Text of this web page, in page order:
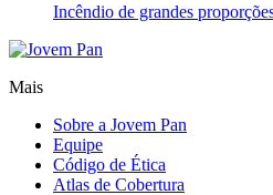
Incêndio de grandes
Mais
Sobre a Jovem Pan
Equipe
Código de Ética
Atlas de Cobertura